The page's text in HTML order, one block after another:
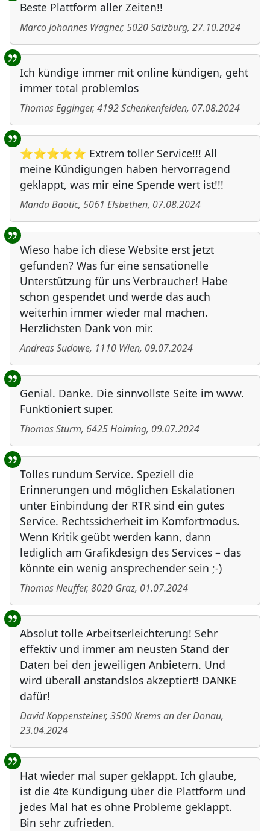
Beste Plattform aller Zeiten!!
Marco Johannes Wagner, 5020Salzburg, 27.10.2024
Ich kündige immer mit online kündigen, geht
immer total problemlos
Thomas Egginger, 4192Schenkenfelden, 07.08.2024
⭐⭐⭐⭐⭐ Extrem toller Service!!! All
meine Kündigungen haben hervorragend
geklappt, was mir eine Spende wert ist!!!
Manda Baotic, 5061 Elsbethen, 07.08.2024
Wieso habe ich diese Website erst jetzt
gefunden? Was für eine sensationelle
Unterstützung für uns Verbraucher! Habe
schon gespendet und werde das auch
weiterhin immer wieder mal machen.
Herzlichsten Dank von mir.
Andreas Sudowe, 1110 Wien, 09.07.2024
Genial. Danke. Die sinnvollste Seite im www.
Funktioniert super.
Thomas Sturm, 6425Haiming, 09.07.2024
Tolles rundum Service. Speziell die
Erinnerungen und möglichen Eskalationen
unter Einbindung der RTR sind ein gutes
Service. Rechtssicherheit im Komfortmodus.
Wenn Kritik geübt werden kann, dann
lediglich am Grafikdesign des Services – das
könnte ein wenig ansprechender sein ;-)
Thomas Neuffer, 8020 Graz, 01.07.2024
Absolut tolle Arbeitserleichterung! Sehr
effektiv und immer am neusten Stand der
Daten bei den jeweiligen Anbietern. Und
wird überall anstandslos akzeptiert! DANKE
dafür!
David Koppensteiner, 3500Krems an der Donau,
23.04.2024
Hat wieder mal super geklappt. Ich glaube,
ist die 4te Kündigung über die Plattform und
jedes Mal hat es ohne Probleme geklappt.
Bin sehr zufrieden.